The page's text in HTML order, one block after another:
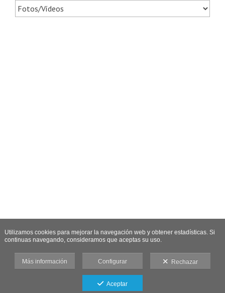
Utilizamos cookies para mejorar la navegación web y obtener estadísticas. Si
continuas navegando, consideramos que aceptas su uso.
Más información Configurar Rechazar
Aceptar